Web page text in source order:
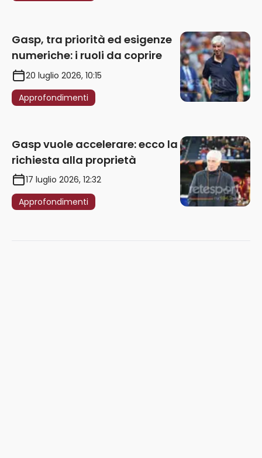
Gasp, tra priorità ed esigenze
numeriche: i ruoli da coprire
20 luglio 2026, 10:15
Approfondimenti
Gasp vuole accelerare: ecco la
richiesta alla proprietà
17 luglio 2026, 12:32
Approfondimenti